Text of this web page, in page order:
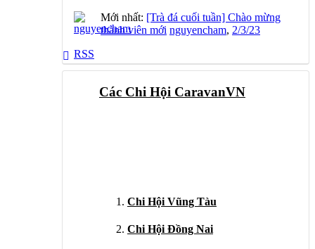
Mới nhất: [Trà đá cuối tuần] Chào mừng
thành viên mới nguyencham, 2/3/23
RSS
Các Chi Hội CaravanVN
Chi Hội Vũng Tàu
Chi Hội Đồng Nai